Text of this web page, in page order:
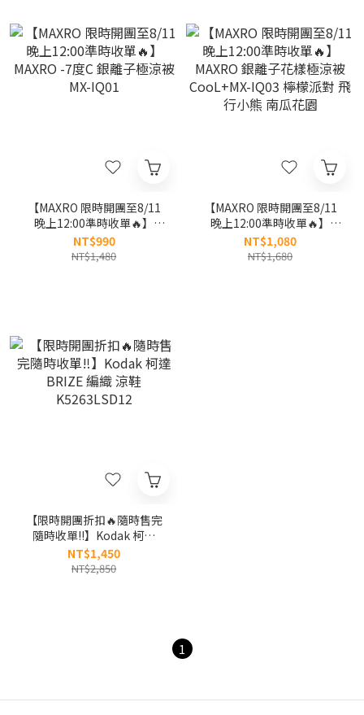
【MAXRO 限時開團至8/11
晚上12:00準時收單🔥】
MAXRO -7度C 銀離子極涼被
MX-IQ01
NT$990
NT$1,480
【MAXRO 限時開團至8/11
晚上12:00準時收單🔥】
MAXRO 銀離子花樣極涼被
CooL+MX-IQ03 檸檬派對 飛
NT$1,080
NT$1,680
【限時開團折扣🔥隨時售完
隨時收單‼️】Kodak 柯達
BRIZE 編織 涼鞋
K5263LSD12
NT$1,450
NT$2,850
1